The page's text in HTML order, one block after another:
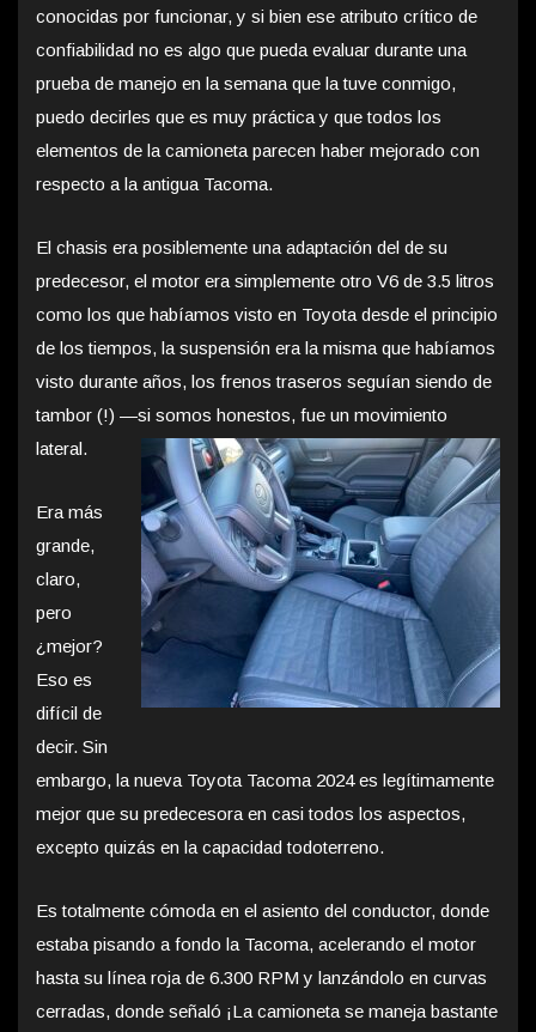
conocidas por funcionar, y si bien ese atributo crítico de
confiabilidad no es algo que pueda evaluar durante una
prueba de manejo en la semana que la tuve conmigo,
puedo decirles que es muy práctica y que todos los
elementos de la camioneta parecen haber mejorado con
respecto a la antigua Tacoma.
El chasis era posiblemente una adaptación del de su
predecesor, el motor era simplemente otro V6 de 3.5 litros
como los que habíamos visto en Toyota desde el principio
de los tiempos, la suspensión era la misma que habíamos
visto durante años, los frenos traseros seguían siendo de
tambor (!) —si somos honestos, fue un movimiento
lateral.
Era más
grande,
claro,
pero
¿mejor?
Eso es
difícil de
decir. Sin
embargo, la nueva Toyota Tacoma 2024 es legítimamente
mejor que su predecesora en casi todos los aspectos,
excepto quizás en la capacidad todoterreno.
Es totalmente cómoda en el asiento del conductor, donde
estaba pisando a fondo la Tacoma, acelerando el motor
hasta su línea roja de 6.300 RPM y lanzándolo en curvas
cerradas, donde señaló ¡La camioneta se maneja bastante